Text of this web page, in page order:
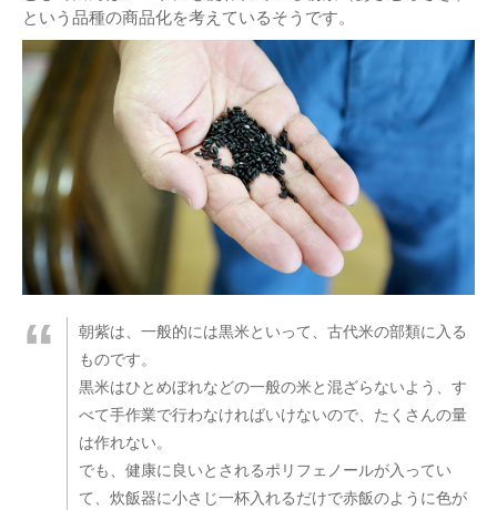
という品種の商品化を考えているそうです。
朝紫は、一般的には黒米といって、古代米の部類に入る
ものです。
黒米はひとめぼれなどの一般の米と混ざらないよう、す
べて手作業で行わなければいけないので、たくさんの量
は作れない。
でも、健康に良いとされるポリフェノールが入ってい
て、炊飯器に小さじ一杯入れるだけで赤飯のように色が